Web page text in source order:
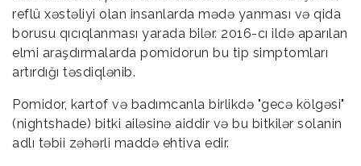
reflü xəstəliyi olan insanlarda mədə yanması və qida
borusu qıcıqlanması yarada bilər. 2016-cı ildə aparılan
elmi araşdırmalarda pomidorun bu tip simptomları
artırdığı təsdiqlənib.
Pomidor, kartof və badımcanla birlikdə "gecə kölgəsi"
(nightshade) bitki ailəsinə aiddir və bu bitkilər solanin
adlı təbii zəhərli maddə ehtiva edir.